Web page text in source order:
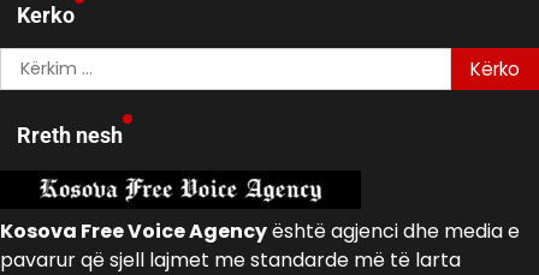
Kerko
Kërko
për:
Rreth nesh
Kosova Free Voice Agencyështë agjenci dhe media e
pavarur që sjell lajmet me standarde më të larta